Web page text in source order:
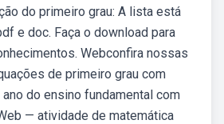
do primeiro grau: A lista está
e doc. Faça o download para
Webconfira nossas
de primeiro grau com
do ensino fundamental com
— atividade de matemática